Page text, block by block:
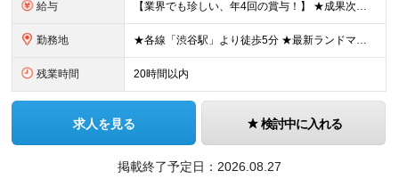
給与 【業界でも珍しい、年4回の賞与！】 ★成果次第でスピード昇給可 →20代で年収700万〜900万超も！ ■未経験：月給26〜30万円＋賞与年4回（業績による）＋各種手当 ※経験・スキルを考慮して決定
勤務地 ★各線「渋谷駅」より徒歩5分 ★最新ランドマークオフィスです！ ★転勤はありません 【本社】 東京都渋谷区道玄坂2-25-12 道玄坂通 dogenzaka-dori 5階 ※(変更の範囲)上記を除
残業時間 20時間以内
求人を見る 検討中に入れる
掲載終了予定日： 2026.08.27